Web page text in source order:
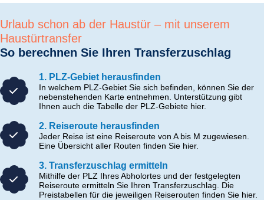
Urlaub schon ab der Haustür – mit unserem
Haustürtransfer
So berechnen Sie Ihren Transferzuschlag
1. PLZ-Gebiet herausfinden
In welchem PLZ-Gebiet Sie sich befinden, können Sie der
nebenstehenden Karte entnehmen. Unterstützung gibt
Ihnen auch die Tabelle der PLZ-Gebiete hier.
2. Reiseroute herausfinden
Jeder Reise ist eine Reiseroute von A bis M zugewiesen.
Eine Übersicht aller Routen finden Sie hier.
3. Transferzuschlag ermitteln
Mithilfe der PLZ Ihres Abholortes und der festgelegten
Reiseroute ermitteln Sie Ihren Transferzuschlag. Die
Preistabellen für die jeweiligen Reiserouten finden Sie hier.